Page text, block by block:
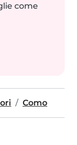
come
Como